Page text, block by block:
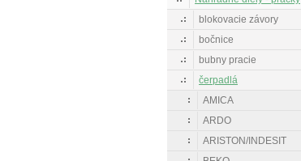
blokovacie závory
bočnice
bubny pracie
čerpadlá
AMICA
ARDO
ARISTON/INDESIT